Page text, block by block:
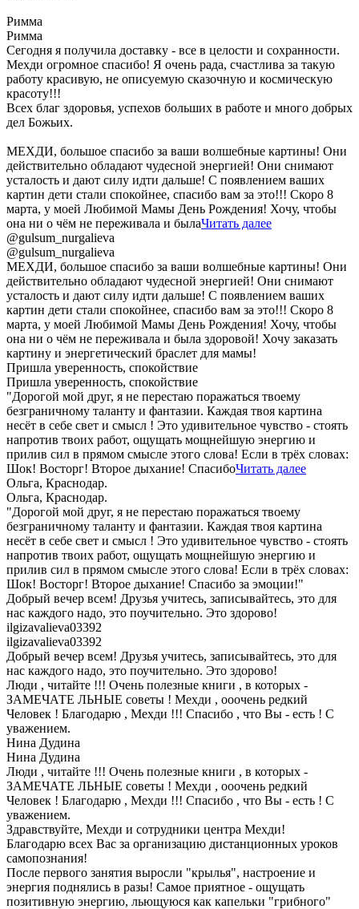
Римма
Римма
Сегодня я получила доставку - все в целости и сохранности.
Мехди огромное спасибо! Я очень рада, счастлива за такую
работу красивую, не описуемую сказочную и космическую
красоту!!!
Всех благ здоровья, успехов больших в работе и много добрых
дел Божьих.
МЕХДИ, большое спасибо за ваши волшебные картины! Они
действительно обладают чудесной энергией! Они снимают
усталость и дают силу идти дальше! С появлением ваших
картин дети стали спокойнее, спасибо вам за это!!! Скоро 8
марта, у моей Любимой Мамы День Рождения! Хочу, чтобы
она ни о чём не переживала и былаЧитать далее
@gulsum_nurgalieva
@gulsum_nurgalieva
МЕХДИ, большое спасибо за ваши волшебные картины! Они
действительно обладают чудесной энергией! Они снимают
усталость и дают силу идти дальше! С появлением ваших
картин дети стали спокойнее, спасибо вам за это!!! Скоро 8
марта, у моей Любимой Мамы День Рождения! Хочу, чтобы
она ни о чём не переживала и была здоровой! Хочу заказать
картину и энергетический браслет для мамы!
Пришла уверенность, спокойствие
Пришла уверенность, спокойствие
"Дорогой мой друг, я не перестаю поражаться твоему
безграничному таланту и фантазии. Каждая твоя картина
несёт в себе свет и смысл ! Это удивительное чувство - стоять
напротив твоих работ, ощущать мощнейшую энергию и
прилив сил в прямом смысле этого слова! Если в трёх словах:
Шок! Восторг! Второе дыхание! СпасибоЧитать далее
Ольга, Краснодар.
Ольга, Краснодар.
"Дорогой мой друг, я не перестаю поражаться твоему
безграничному таланту и фантазии. Каждая твоя картина
несёт в себе свет и смысл ! Это удивительное чувство - стоять
напротив твоих работ, ощущать мощнейшую энергию и
прилив сил в прямом смысле этого слова! Если в трёх словах:
Шок! Восторг! Второе дыхание! Спасибо за эмоции!"
Добрый вечер всем! Друзья учитесь, записывайтесь, это для
нас каждого надо, это поучительно. Это здорово!
ilgizavalieva03392
ilgizavalieva03392
Добрый вечер всем! Друзья учитесь, записывайтесь, это для
нас каждого надо, это поучительно. Это здорово!
Люди , читайте !!! Очень полезные книги , в которых -
ЗАМЕЧАТЕ ЛЬНЫЕ советы ! Мехди , ооочень редкий
Человек ! Благодарю , Мехди !!! Спасибо , что Вы - есть ! С
уважением.
Нина Дудина
Нина Дудина
Люди , читайте !!! Очень полезные книги , в которых -
ЗАМЕЧАТЕ ЛЬНЫЕ советы ! Мехди , ооочень редкий
Человек ! Благодарю , Мехди !!! Спасибо , что Вы - есть ! С
уважением.
Здравствуйте, Мехди и сотрудники центра Мехди!
Благодарю всех Вас за организацию дистанционных уроков
самопознания!
После первого занятия выросли "крылья", настроение и
энергия поднялись в разы! Самое приятное - ощущать
позитивную энергию, льющуюся как капельки "грибного"